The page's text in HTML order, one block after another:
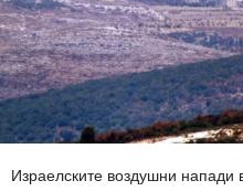
Израелските воздушни напади